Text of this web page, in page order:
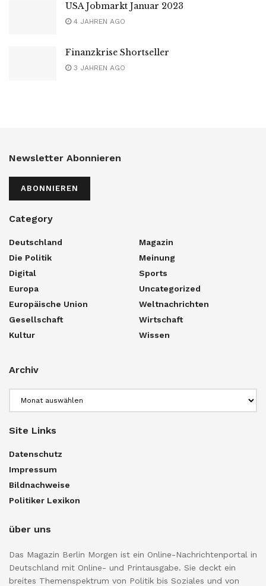
USA Jobmarkt Januar 2023
4 JAHREN AGO
Finanzkrise Shortseller
3 JAHREN AGO
Newsletter Abonnieren
ABONNIEREN
Category
Deutschland
Die Politik
Digital
Europa
Europäische Union
Gesellschaft
Kultur
Magazin
Meinung
Sports
Uncategorized
Weltnachrichten
Wirtschaft
Wissen
Archiv
Site Links
Datenschutz
Impressum
Bildnachweise
Politiker Lexikon
über uns
Das Magazin Berlin Morgen ist ein Online-Nachrichtenportal in
Deutschland mit Online- und Printausgabe. Sie deckt ein
breites Themenspektrum von Politik bis Soziales und von